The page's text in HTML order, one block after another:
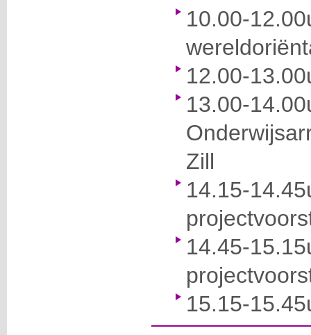
10.00-
12.00-
13.00-
Zill
14.15-
14.45-
15.15-